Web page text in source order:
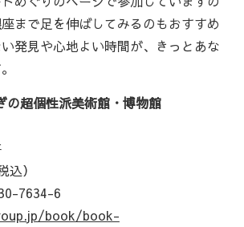
まで足を伸ばしてみるのもおすすめ
発見や心地よい時間が、きっとあな
の超個性派美術館・博物館
）
7634-6
book/book-